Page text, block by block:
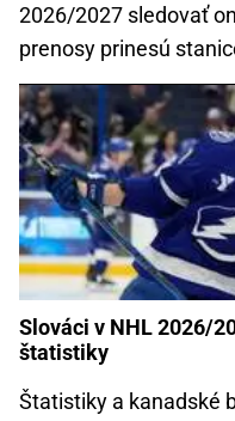
2026/2027 sledovať
prenosy prinesú
Slováci v NHL 2026/
štatistiky
Štatistiky a kanadské